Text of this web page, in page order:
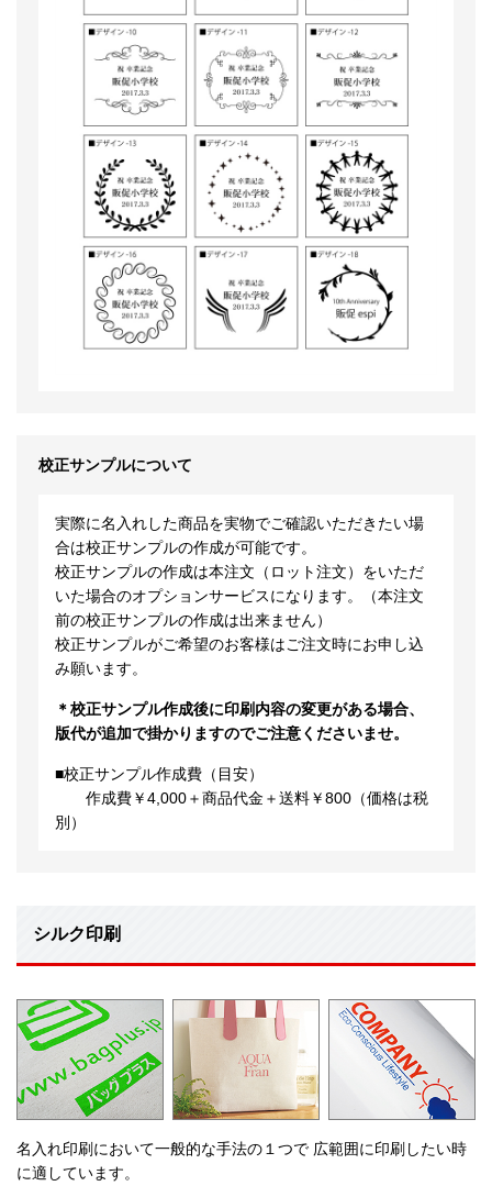
校正サンプルについて
実際に名入れした商品を実物でご確認いただきたい場
合は校正サンプルの作成が可能です。
校正サンプルの作成は本注文（ロット注文）をいただ
いた場合のオプションサービスになります。（本注文
前の校正サンプルの作成は出来ません）
校正サンプルがご希望のお客様はご注文時にお申し込
み願います。
＊校正サンプル作成後に印刷内容の変更がある場合、
版代が追加で掛かりますのでご注意くださいませ。
■校正サンプル作成費（目安）
作成費￥4,000＋商品代金＋送料￥800（価格は税
別）
シルク印刷
名入れ印刷において一般的な手法の１つで 広範囲に印刷したい時
に適しています。